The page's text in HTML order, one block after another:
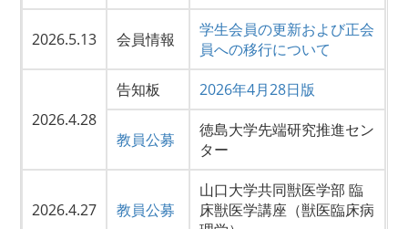
2026.5.13 会員情報
学生会員の更新および正会
員への移行について
2026.4.28
告知板 2026年4月28日版
教員公募
徳島大学先端研究推進セン
ター
2026.4.27 教員公募
山口大学共同獣医学部 臨
床獣医学講座（獣医臨床病